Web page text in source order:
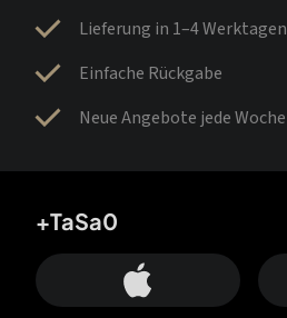
Lieferung in 1–4 Werktagen
Einfache Rückgabe
Neue Angebote jede Woche
+TaSa0